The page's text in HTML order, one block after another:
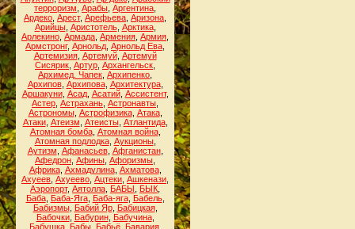
терроризм Арабы Аргентина
Ардеко Арест, Арефьева Аризона
Арийцы, Аристотель, Арктика,
Арлекино Армада Армения Армия
Армстронг, Арнольд Арнольд Ева
Артемизия, Артемуй, Артемуй
Сисярик Артур Архангельск
Архимед. Чапек Архипенко
Архипов, Архипова, Архитектура,
Аршакуни, Асад, Асатий, Ассистент,
Астер Астрахань Астронавты
Астрономы, Астрофизика, Атака,
Атаки, Атеизм Атеисты, Атлантида,
Атомная бомба, Атомная война,
Атомная подлодка, Аукционы,
Аутизм Афанасьев, Афганистан,
Афедрон Афины Афоризмы
Африка, Ахмадулина, Ахматова,
Ахуеев Ахуеево Ацтеки Ашкенази
Аэропорт, Аятолла БАБЫ БЫК
Баба, Баба-Яга, Баба-яга, Бабель,
Бабизмы, Бабий Яр, Бабицкая,
Бабочки, Бабурин, Бабучина,
Бабушка, Бабы, Бабьё, Бавария,